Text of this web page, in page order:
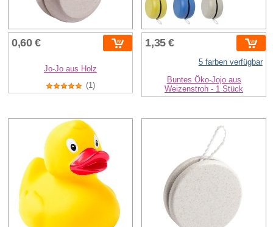
0,60 €
Jo-Jo aus Holz
(1)
1,35 €
5 farben verfügbar
Buntes Öko-Jojo aus
Weizenstroh - 1 Stück